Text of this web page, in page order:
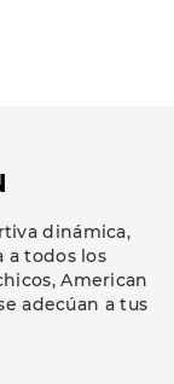
dinámica,
a todos los
American
adecúan a tus